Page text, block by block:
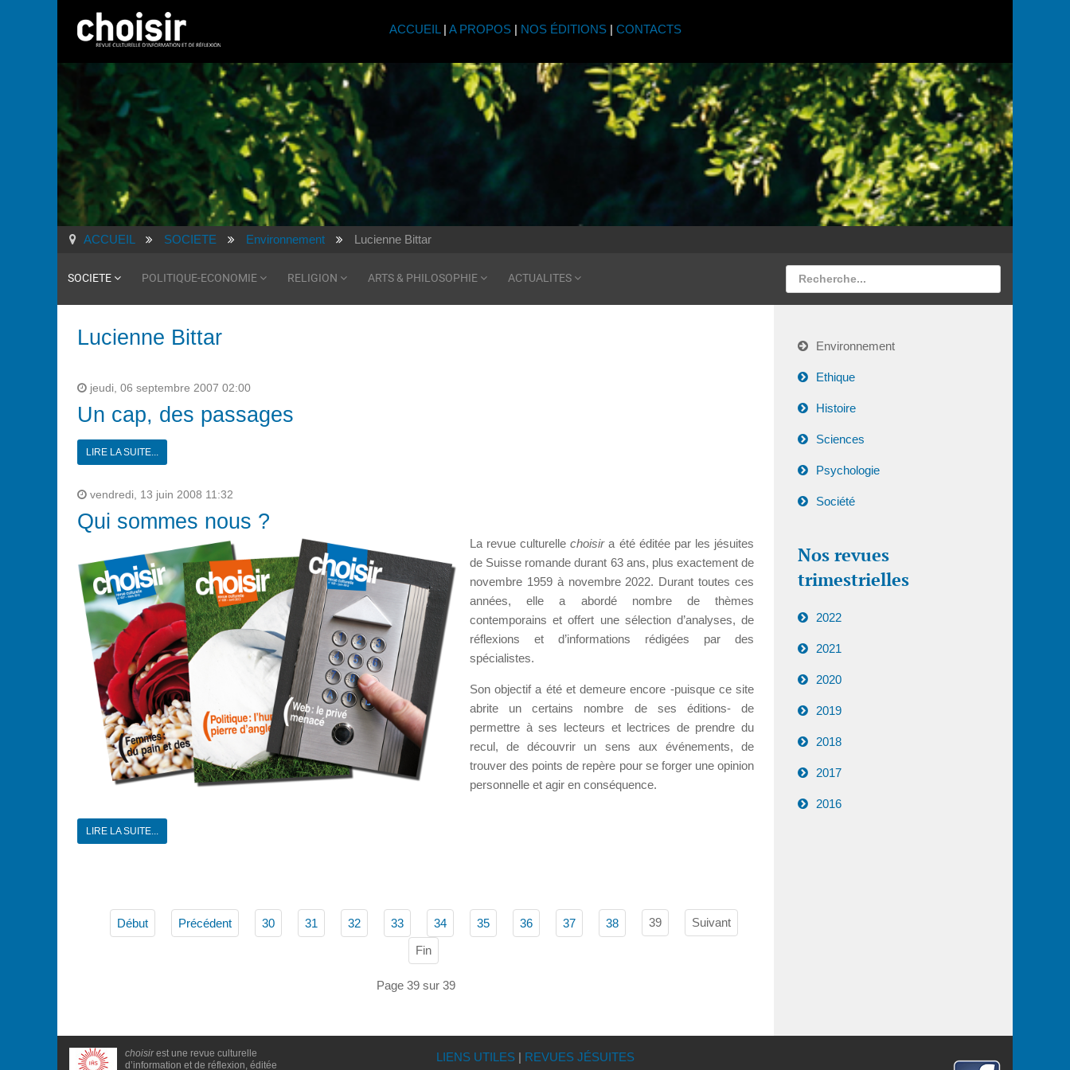
ACCUEIL | A PROPOS| NOS ÉDITIONS| CONTACTS
ACCUEIL SOCIETE Environnement Lucienne Bittar
SOCIETE POLITIQUE-ECONOMIE RELIGION ARTS & PHILOSOPHIE ACTUALITES
Lucienne Bittar
jeudi, 06 septembre 2007 02:00
Un cap, des passages
LIRE LA SUITE...
vendredi, 13 juin 2008 11:32
Qui sommes nous ?
La revue culturellechoisira été éditée par les jésuites
de Suisse romande durant 63 ans, plus exactement de
novembre 1959 à novembre 2022. Durant toutes ces
années, elle a abordé nombre de thèmes
contemporains et offert une sélection d’analyses, de
réflexions et d’informations rédigées par des
spécialistes.
Son objectif a été et demeure encore -puisque ce site
abrite un certains nombre de ses éditions- de
permettre à ses lecteurs et lectrices de prendre du
recul, de découvrir un sens aux événements, de
trouver des points de repère pour se forger une opinion
personnelle et agir en conséquence.
LIRE LA SUITE...
Début Précédent 30 31 32 33 34 35 36 37 38 39 Suivant
Fin
Page 39 sur 39
Environnement
Ethique
Histoire
Sciences
Psychologie
Société
Nos revues
trimestrielles
2022
2021
2020
2019
2018
2017
2016
choisirest une revue culturelle
d’information et de réflexion, éditée
LIENS UTILES| REVUES JÉSUITES